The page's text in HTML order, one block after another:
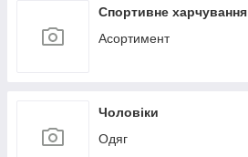
Спортивне харчування
Асортимент
Чоловіки
Одяг